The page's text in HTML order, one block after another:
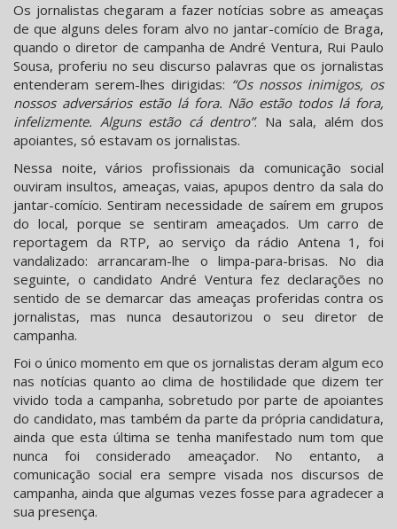
Os jornalistas chegaram a fazer notícias sobre as ameaças
de que alguns deles foram alvo no jantar-comício de Braga,
quando o diretor de campanha de André Ventura, Rui Paulo
Sousa, proferiu no seu discurso palavras que os jornalistas
entenderam serem-lhes dirigidas: “Os nossos inimigos, os
nossos adversários estão lá fora. Não estão todos lá fora,
infelizmente. Alguns estão cá dentro”. Na sala, além dos
apoiantes, só estavam os jornalistas.
Nessa noite, vários profissionais da comunicação social
ouviram insultos, ameaças, vaias, apupos dentro da sala do
jantar-comício. Sentiram necessidade de saírem em grupos
do local, porque se sentiram ameaçados. Um carro de
reportagem da RTP, ao serviço da rádio Antena 1, foi
vandalizado: arrancaram-lhe o limpa-para-brisas. No dia
seguinte, o candidato André Ventura fez declarações no
sentido de se demarcar das ameaças proferidas contra os
jornalistas, mas nunca desautorizou o seu diretor de
campanha.
Foi o único momento em que os jornalistas deram algum eco
nas notícias quanto ao clima de hostilidade que dizem ter
vivido toda a campanha, sobretudo por parte de apoiantes
do candidato, mas também da parte da própria candidatura,
ainda que esta última se tenha manifestado num tom que
nunca foi considerado ameaçador. No entanto, a
comunicação social era sempre visada nos discursos de
campanha, ainda que algumas vezes fosse para agradecer a
sua presença.